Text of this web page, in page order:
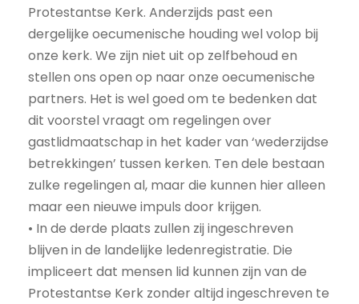
Protestantse Kerk. Anderzijds past een
dergelijke oecumenische houding wel volop bij
onze kerk. We zijn niet uit op zelfbehoud en
stellen ons open op naar onze oecumenische
partners. Het is wel goed om te bedenken dat
dit voorstel vraagt om regelingen over
gastlidmaatschap in het kader van ‘wederzijdse
betrekkingen’ tussen kerken. Ten dele bestaan
zulke regelingen al, maar die kunnen hier alleen
maar een nieuwe impuls door krijgen.
• In de derde plaats zullen zij ingeschreven
blijven in de landelijke ledenregistratie. Die
impliceert dat mensen lid kunnen zijn van de
Protestantse Kerk zonder altijd ingeschreven te